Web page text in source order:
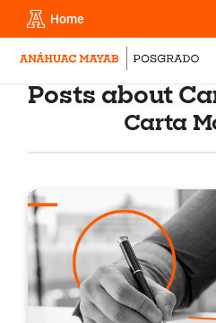
Home
Posts about
Carta